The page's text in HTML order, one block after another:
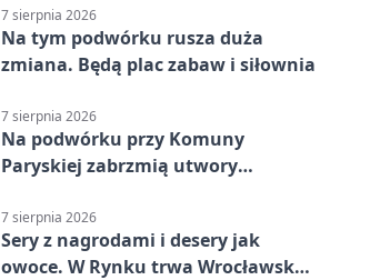
7 sierpnia 2026
Na tym podwórku rusza duża
zmiana. Będą plac zabaw i siłownia
7 sierpnia 2026
Na podwórku przy Komuny
Paryskiej zabrzmią utwory
7 sierpnia 2026
Sery z nagrodami i desery jak
owoce. W Rynku trwa Wrocławska